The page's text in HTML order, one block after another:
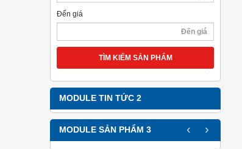
Đến giá
TÌM KIẾM SẢN PHẨM
MODULE TIN TỨC 2
MODULE SẢN PHẨM 3 ‹ ›